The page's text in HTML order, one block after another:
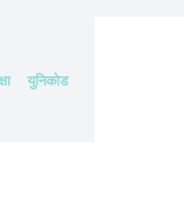
युनिकोड